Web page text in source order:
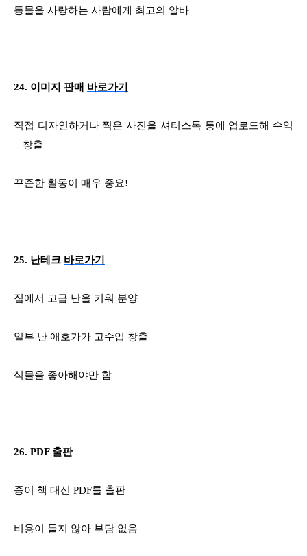
동물을 사랑하는 사람에게 최고의 알바
24. 이미지 판매 바로가기
직접 디자인하거나 찍은 사진을 셔터스톡 등에 업로드해 수익
창출
꾸준한 활동이 매우 중요!
25. 난테크 바로가기
집에서 고급 난을 키워 분양
일부 난 애호가가 고수입 창출
식물을 좋아해야만 함
26. PDF 출판
종이 책 대신 PDF를 출판
비용이 들지 않아 부담 없음